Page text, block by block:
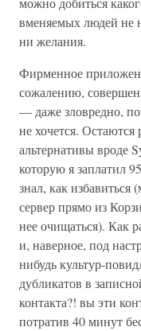
вменяемых людей не
ни желания.
Фирменное
сожалению,
— даже зловредно,
не хочется.
альтернативы вроде
которую я заплатил
знал, как избавиться
сервер прямо из
нее очищаться). Как
и, наверное, под
нибудь культур-
дубликатов в
контакта?! вы эти
потратив 40 минут